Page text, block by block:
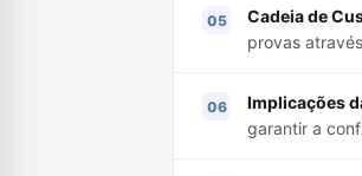
Cadeia de
provas
Implicações
garantir a